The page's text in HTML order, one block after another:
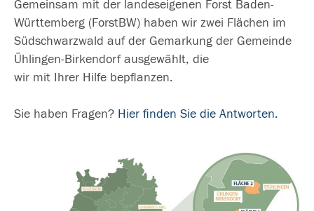
Gemeinsam mit der landeseigenen Forst Baden-
Württemberg (ForstBW) haben wir zwei Flächen im
Südschwarzwald auf der Gemarkung der Gemeinde
Ühlingen-Birkendorf ausgewählt, die
wir mit Ihrer Hilfe bepflanzen.
Sie haben Fragen? Hier finden Sie die Antworten.